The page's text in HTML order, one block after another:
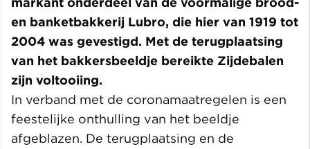
en banketbakkerij Lubro, die hier van 1919 tot
2004 was gevestigd. Met de terugplaatsing
van het bakkersbeeldje bereikte Zijdebalen
zijn voltooiing.
In verband met de coronamaatregelen is een
feestelijke onthulling van het beeldje
afgeblazen. De terugplaatsing en de